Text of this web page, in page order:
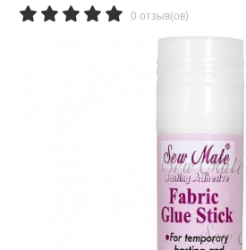
0 отзыв(ов)